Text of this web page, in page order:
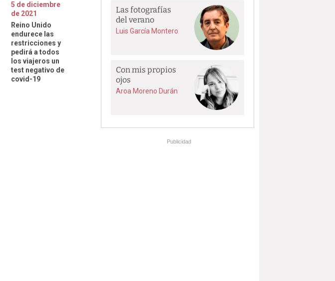
5 de diciembre
de 2021
Reino Unido
endurece las
restricciones y
pedirá a todos
los viajeros un
test negativo de
covid-19
Las fotografías
del verano
Luis García Montero
Con mis propios
ojos
Aroa Moreno Durán
Publicidad